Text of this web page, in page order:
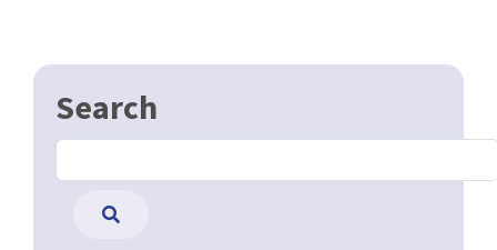
Search